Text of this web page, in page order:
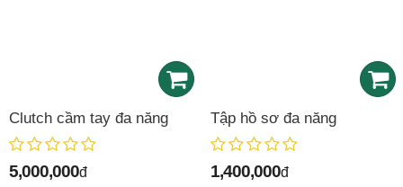
Clutch cầm tay đa năng
5,000,000đ
Tập hồ sơ đa năng
1,400,000đ